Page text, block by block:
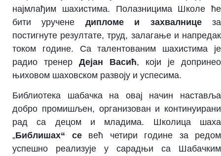
најмлађим шахистима. Полазницима Школе ће
бити уручене дипломе и захвалницеза
постигнуте резултате, труд, залагање и напредак
током године. Са талентованим шахистима је
радио тренер Дејан Васић, који је допринео
њиховом шаховском развоју и успесима.
Библиотека шабачка на овај начин наставља
добро промишљен, организован и континуирани
рад са децом и младима. Школица шаха
„Библишах“ севећ четири године за редом
успешно реализује у сарадњи са Шабачким